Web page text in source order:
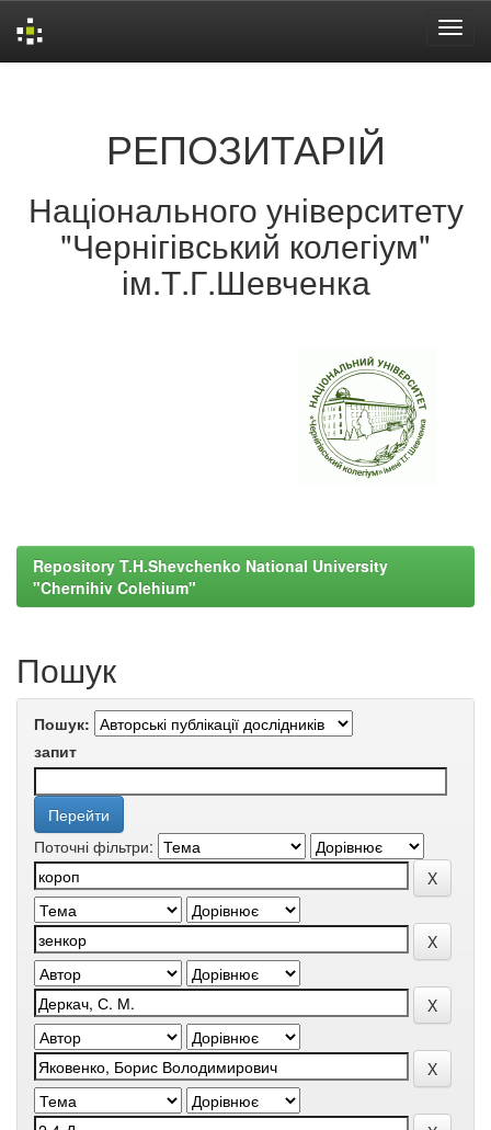
РЕПОЗИТАРІЙ
Національного університету
"Чернігівський колегіум"
ім.Т.Г.Шевченка
Repository T.H.Shevchenko National University
"Chernihiv Colehium"
Пошук
Пошук:
запит
Поточні фільтри: